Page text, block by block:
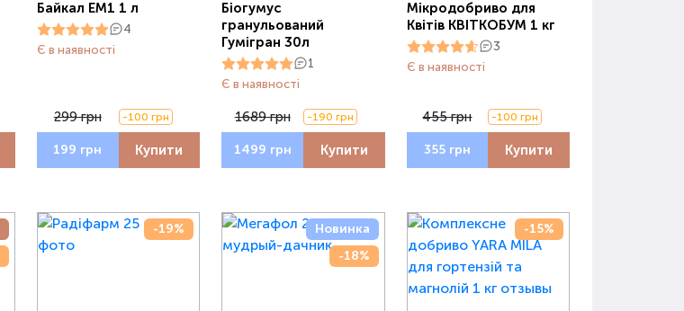
Байкал ЕМ1 1 л
4
Є в наявності
299 грн -100 грн
199 грн Купити
Біогумус
гранульований
Гумігран 30л
1
Є в наявності
1689 грн -190 грн
1499 грн Купити
Мікродобриво для
Квітів КВІТКОБУМ 1 кг
3
Є в наявності
455 грн -100 грн
355 грн Купити
-19%
Новинка
-18%
-15%